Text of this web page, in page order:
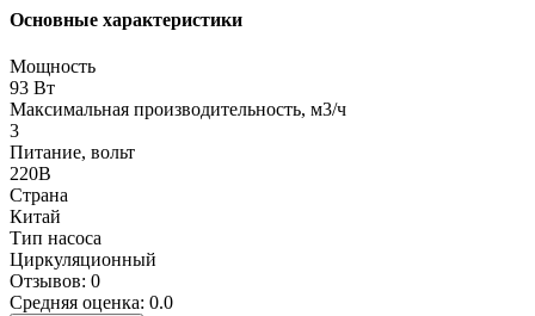
Основные характеристики
Мощность
93 Вт
Максимальная производительность, м3/ч
3
Питание, вольт
220В
Страна
Китай
Тип насоса
Циркуляционный
Отзывов: 0
Средняя оценка: 0.0